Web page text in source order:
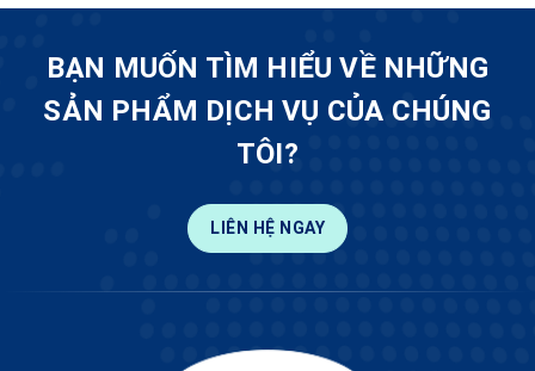
BẠN MUỐN TÌM HIỂU VỀ NHỮNG
SẢN PHẨM DỊCH VỤ CỦA CHÚNG
TÔI?
LIÊN HỆ NGAY